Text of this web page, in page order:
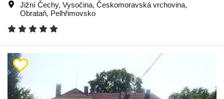
Jižní Čechy, Vysočina, Českomoravská vrchovina,
Obrataň, Pelhřimovsko